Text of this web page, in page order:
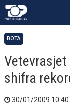
BOTA
shifra
30/01/2009 10:40